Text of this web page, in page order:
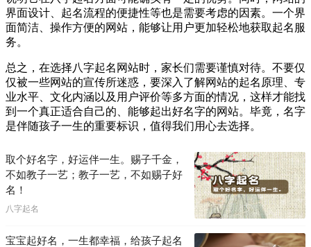
界面设计、起名流程的便捷性等也是需要考虑的因素。一个界
面简洁、操作方便的网站，能够让用户更加轻松地获取起名服
务。
总之，在选择八字起名网站时，家长们需要谨慎对待。不要仅
仅被一些网站的宣传所迷惑，要深入了解网站的起名原理、专
业水平、文化内涵以及用户评价等多方面的情况，这样才能找
到一个真正适合自己的、能够起出好名字的网站。毕竟，名字
是伴随孩子一生的重要标识，值得我们用心去选择。
取个好名字，好运伴一生。赐子千金，
不如教子一艺；教子一艺，不如赐子好
名！
八字起名
宝宝起好名，一生都幸福，给孩子起名